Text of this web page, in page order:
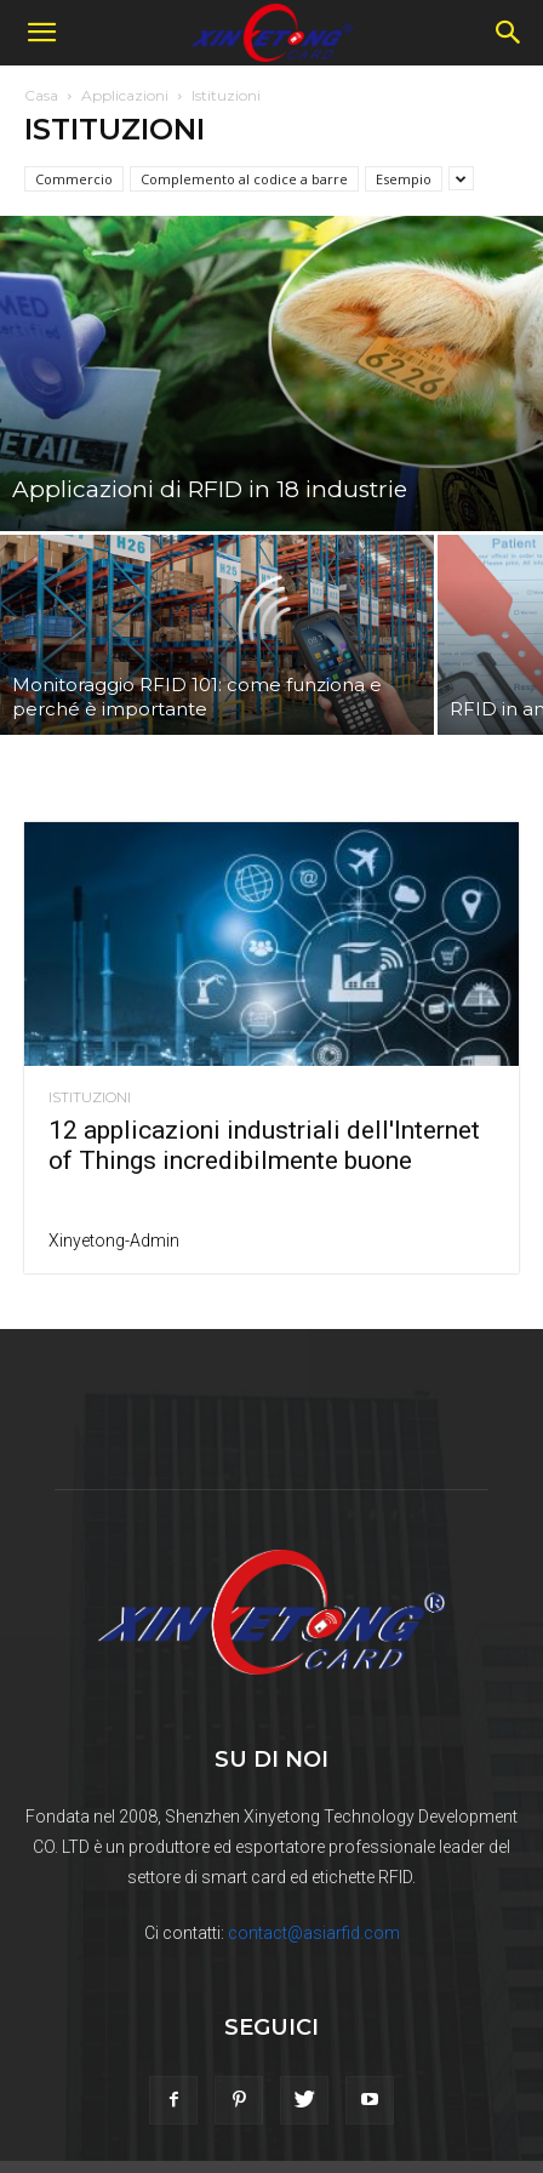
Casa Applicazioni Istituzioni
ISTITUZIONI
Commercio Complemento al codice a barre Esempio
Applicazioni di RFID in 18 industrie
Monitoraggio RFID 101: come funziona e
perché è importante
RFID in
ISTITUZIONI
12 applicazioni industriali dell'Internet
of Things incredibilmente buone
Xinyetong-Admin
SU DI NOI
Fondata nel 2008, Shenzhen Xinyetong Technology Development
CO. LTD è un produttore ed esportatore professionale leader del
settore di smart card ed etichette RFID.
Ci contatti: contact@asiarfid.com
SEGUICI